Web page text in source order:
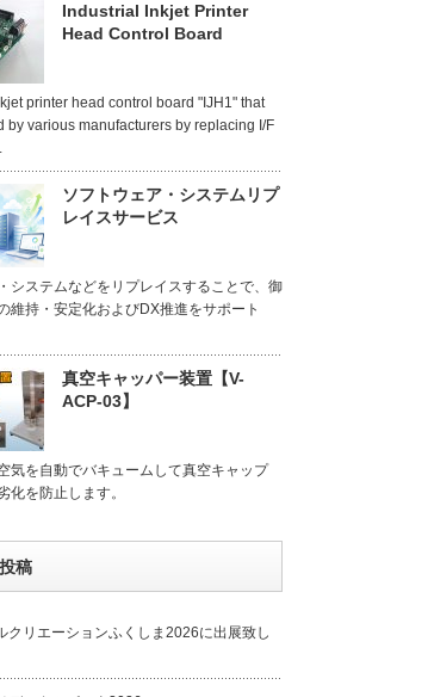
Industrial Inkjet Printer
Head Control Board
printer head control board "IJH1" that
by various manufacturers by replacing I/F
ソフトウェア・システムリプ
レイスサービス
システムなどをリプレイスすることで、御
維持・安定化およびDX推進をサポート
真空キャッパー装置【V-
ACP-03】
気を自動でバキュームして真空キャップ
化を防止します。
稿
クリエーションふくしま2026に出展致し